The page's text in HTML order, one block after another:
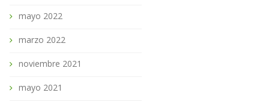
mayo 2022
marzo 2022
noviembre 2021
mayo 2021